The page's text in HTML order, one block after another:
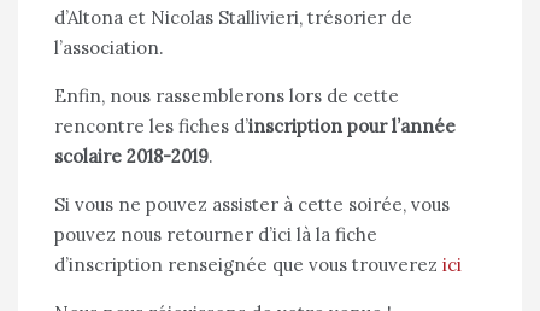
d’Altona et Nicolas Stallivieri, trésorier de
l’association.
Enfin, nous rassemblerons lors de cette
rencontre les fiches d’inscription pour l’année
scolaire 2018-2019.
Si vous ne pouvez assister à cette soirée, vous
pouvez nous retourner d’ici là la fiche
d’inscription renseignée que vous trouverez ici